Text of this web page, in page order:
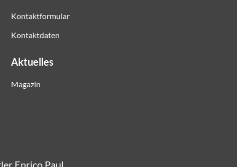
Kontaktformular
Kontaktdaten
Aktuelles
Magazin
Enrico Paul